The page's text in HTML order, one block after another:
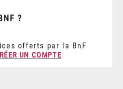
?
offerts par la BnF
UN COMPTE